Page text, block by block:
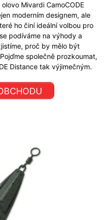
Mivardi CamoCODE
moderním designem, ale
ho činí ideální volbou pro
podíváme na výhody a
proč by mělo být
společně prozkoumat,
Distance tak výjimečným.